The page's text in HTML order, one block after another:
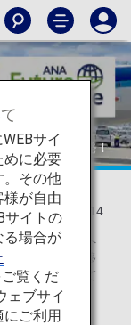
駐機場から出発！
2021/09/14
場から滑走路へ
ープでは地上移
組みを実施して
サイ
めに必要
。その他
が自由
サイトの
る場合が
覧くだ
ェブサイ
にご利用